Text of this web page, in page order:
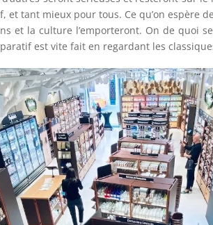
et tant mieux pour tous. Ce qu’on espère
et la culture l’emporteront. On de quoi
est vite fait en regardant les